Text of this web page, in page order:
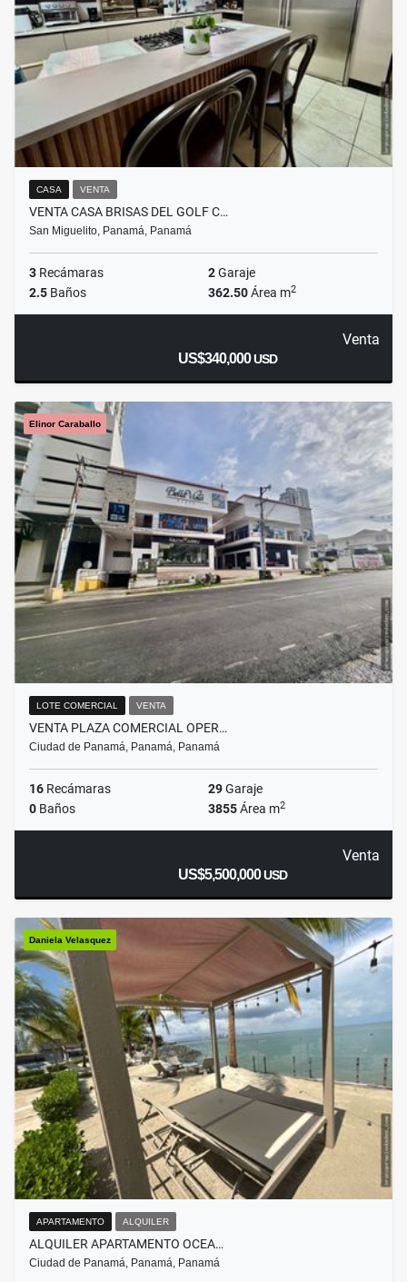
CASA VENTA
VENTA CASA BRISAS DEL GOLF C…
San Miguelito, Panamá, Panamá
3 Recámaras 2Garaje
2.5 Baños 362.50Área m2
Venta
US$340,000USD
Elinor Caraballo
LOTE COMERCIAL VENTA
VENTA PLAZA COMERCIAL OPER…
Ciudad de Panamá, Panamá, Panamá
16 Recámaras 29Garaje
0 Baños 3855Área m2
Venta
US$5,500,000USD
Daniela Velasquez
APARTAMENTO ALQUILER
ALQUILER APARTAMENTO OCEA…
Ciudad de Panamá, Panamá, Panamá